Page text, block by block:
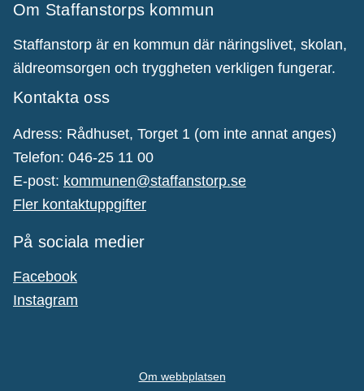
Om Staffanstorps kommun
Staffanstorp är en kommun där näringslivet, skolan,
äldreomsorgen och tryggheten verkligen fungerar.
Kontakta oss
Adress: Rådhuset, Torget 1 (om inte annat anges)
Telefon: 046-25 11 00
E-post: kommunen@staffanstorp.se
Fler kontaktuppgifter
På sociala medier
Facebook
Instagram
Om webbplatsen